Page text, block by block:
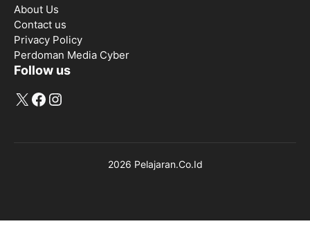
About Us
Contact us
Privacy Policy
Perdoman Media Cyber
Follow us
X Facebook
Instagram
2026 Pelajaran.Co.Id